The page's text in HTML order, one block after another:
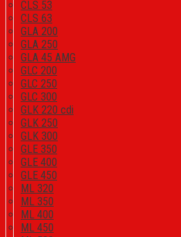
CLS 53
CLS 63
GLA 200
GLA 250
GLA 45 AMG
GLC 200
GLC 250
GLC 300
GLK 220 cdi
GLK 250
GLK 300
GLE 350
GLE 400
GLE 450
ML 320
ML 350
ML 400
ML 450